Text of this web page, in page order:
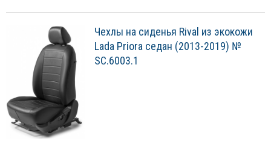
Чехлы на сиденья Rival из экокожи
Lada Priora седан (2013-2019) №
SC.6003.1